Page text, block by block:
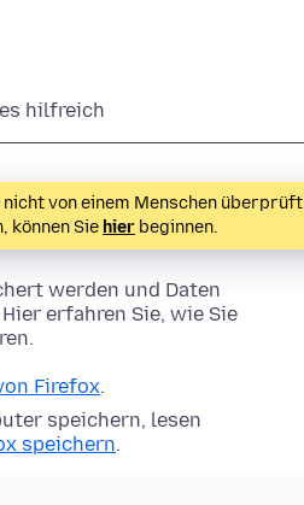
hilfreich
nicht von einem Menschen überprüft
können Sie hier beginnen.
werden und Daten
erfahren Sie, wie Sie
Firefox.
speichern, lesen
speichern.